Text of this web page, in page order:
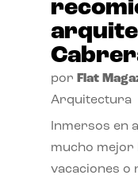
por Flat
Arquitectura
Inmersos en
mucho mejor
vacaciones o